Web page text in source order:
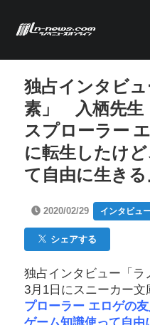
独占インタビ
素」 入栖先生
スプローラー
に転生したけ
て自由に生きる
2020/02/29 インタビュ
シェアする
独占インタビュー「ラ
3月1日にスニーカー文
プローラー エロゲの